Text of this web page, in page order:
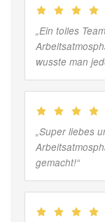
„Ein tolles
wusste man
„Super liebes
gemacht!“